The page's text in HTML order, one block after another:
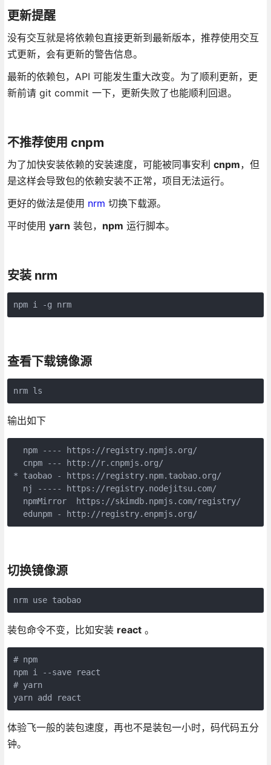
更新提醒
没有交互就是将依赖包直接更新到最新版本，推荐使用交互
式更新，会有更新的警告信息。
最新的依赖包，API 可能发生重大改变。为了顺利更新，更
新前请 git commit 一下，更新失败了也能顺利回退。
不推荐使用 cnpm
为了加快安装依赖的安装速度，可能被同事安利 cnpm，但
是这样会导致包的依赖安装不正常，项目无法运行。
更好的做法是使用 nrm 切换下载源。
平时使用 yarn 装包， npm 运行脚本。
安装 nrm
npm i -g nrm
查看下载镜像源
nrm ls
输出如下
  npm ---- https://registry.npmjs.org/
  cnpm --- http://r.cnpmjs.org/
* taobao - https://registry.npm.taobao.org/
  nj ----- https://registry.nodejitsu.com/
  npmMirror  https://skimdb.npmjs.com/registry/
  edunpm - http://registry.enpmjs.org/
切换镜像源
nrm use taobao
装包命令不变，比如安装 react。
# npm
npm i --save react
# yarn
yarn add react
体验飞一般的装包速度，再也不是装包一小时，码代码五分
钟。